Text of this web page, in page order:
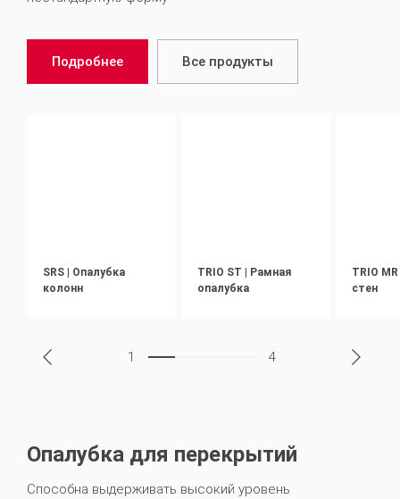
Подробнее Все продукты
SRS | Опалубка
колонн
TRIO ST | Рамная
опалубка
TRIO
стен
1 4
Опалубка для перекрытий
Способна выдерживать высокий уровень